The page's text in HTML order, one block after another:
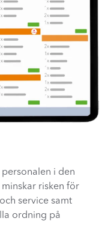
i den
risken för
service samt
ordning på